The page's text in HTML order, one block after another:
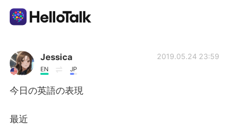
แอปแลกเปลี่ยนทางภาษา
AI Grammar Checker
Jessica
EN JP
2019.05.24 23:59
今日の英語の表現
最近